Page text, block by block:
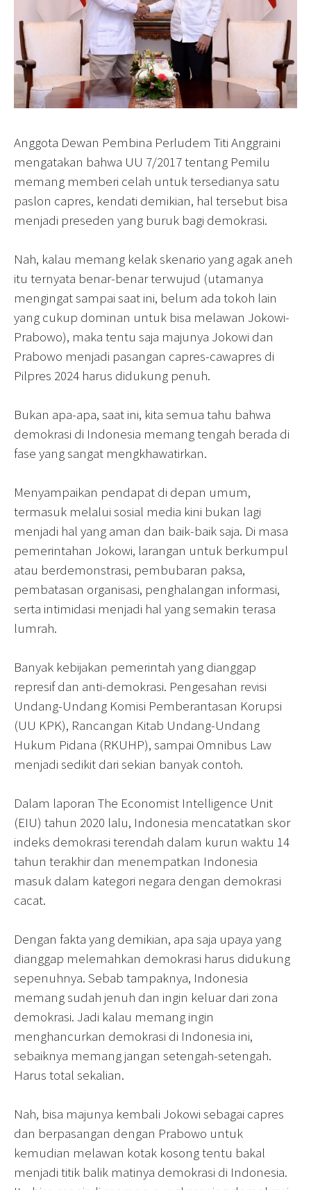
Anggota Dewan Pembina Perludem Titi Anggraini
mengatakan bahwa UU 7/2017 tentang Pemilu
memang memberi celah untuk tersedianya satu
paslon capres, kendati demikian, hal tersebut bisa
menjadi preseden yang buruk bagi demokrasi.
Nah, kalau memang kelak skenario yang agak aneh
itu ternyata benar-benar terwujud (utamanya
mengingat sampai saat ini, belum ada tokoh lain
yang cukup dominan untuk bisa melawan Jokowi-
Prabowo), maka tentu saja majunya Jokowi dan
Prabowo menjadi pasangan capres-cawapres di
Pilpres 2024 harus didukung penuh.
Bukan apa-apa, saat ini, kita semua tahu bahwa
demokrasi di Indonesia memang tengah berada di
fase yang sangat mengkhawatirkan.
Menyampaikan pendapat di depan umum,
termasuk melalui sosial media kini bukan lagi
menjadi hal yang aman dan baik-baik saja. Di masa
pemerintahan Jokowi, larangan untuk berkumpul
atau berdemonstrasi, pembubaran paksa,
pembatasan organisasi, penghalangan informasi,
serta intimidasi menjadi hal yang semakin terasa
lumrah.
Banyak kebijakan pemerintah yang dianggap
represif dan anti-demokrasi. Pengesahan revisi
Undang-Undang Komisi Pemberantasan Korupsi
(UU KPK), Rancangan Kitab Undang-Undang
Hukum Pidana (RKUHP), sampai Omnibus Law
menjadi sedikit dari sekian banyak contoh.
Dalam laporan The Economist Intelligence Unit
(EIU) tahun 2020 lalu, Indonesia mencatatkan skor
indeks demokrasi terendah dalam kurun waktu 14
tahun terakhir dan menempatkan Indonesia
masuk dalam kategori negara dengan demokrasi
cacat.
Dengan fakta yang demikian, apa saja upaya yang
dianggap melemahkan demokrasi harus didukung
sepenuhnya. Sebab tampaknya, Indonesia
memang sudah jenuh dan ingin keluar dari zona
demokrasi. Jadi kalau memang ingin
menghancurkan demokrasi di Indonesia ini,
sebaiknya memang jangan setengah-setengah.
Harus total sekalian.
Nah, bisa majunya kembali Jokowi sebagai capres
dan berpasangan dengan Prabowo untuk
kemudian melawan kotak kosong tentu bakal
menjadi titik balik matinya demokrasi di Indonesia.